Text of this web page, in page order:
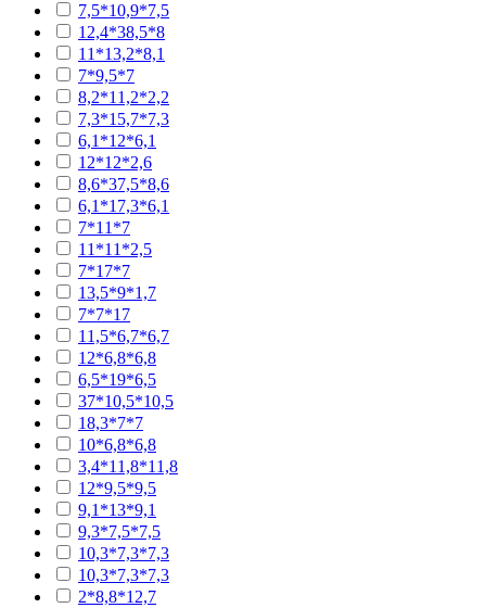
7,5*10,9*7,5
12,4*38,5*8
11*13,2*8,1
7*9,5*7
8,2*11,2*2,2
7,3*15,7*7,3
6,1*12*6,1
12*12*2,6
8,6*37,5*8,6
6,1*17,3*6,1
7*11*7
11*11*2,5
7*17*7
13,5*9*1,7
7*7*17
11,5*6,7*6,7
12*6,8*6,8
6,5*19*6,5
37*10,5*10,5
18,3*7*7
10*6,8*6,8
3,4*11,8*11,8
12*9,5*9,5
9,1*13*9,1
9,3*7,5*7,5
10,3*7,3*7,3
10,3*7,3*7,3
2*8,8*12,7